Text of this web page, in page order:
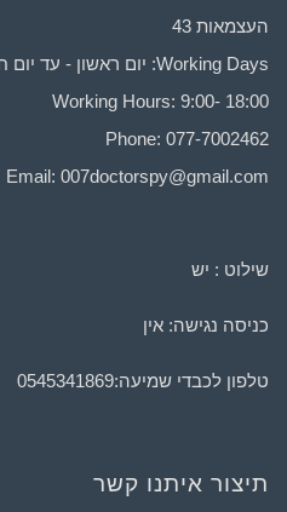
העצמאות 43
Working Days: יום ראשון - עד יום חמישי
Working Hours: 9:00- 18:00
Phone: 077-7002462
Email: 007doctorspy@gmail.com
שילוט : יש
כניסה נגישה: אין
טלפון לכבדי שמיעה:0545341869
תיצור איתנו קשר